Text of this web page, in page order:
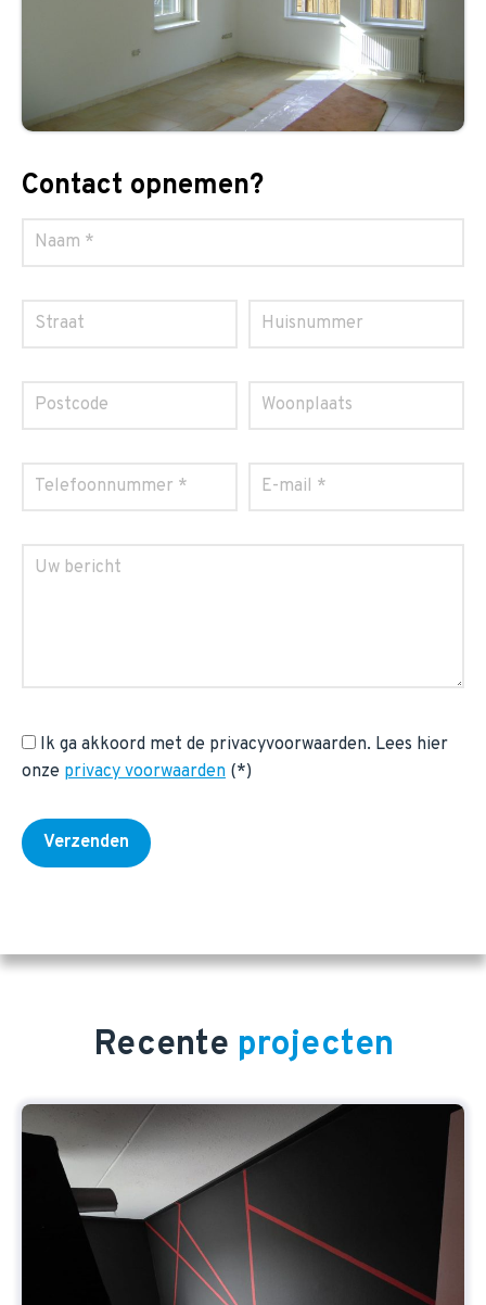
Contact opnemen?
Ik ga akkoord met de privacyvoorwaarden. Lees hier
onze privacy voorwaarden (*)
Recente projecten